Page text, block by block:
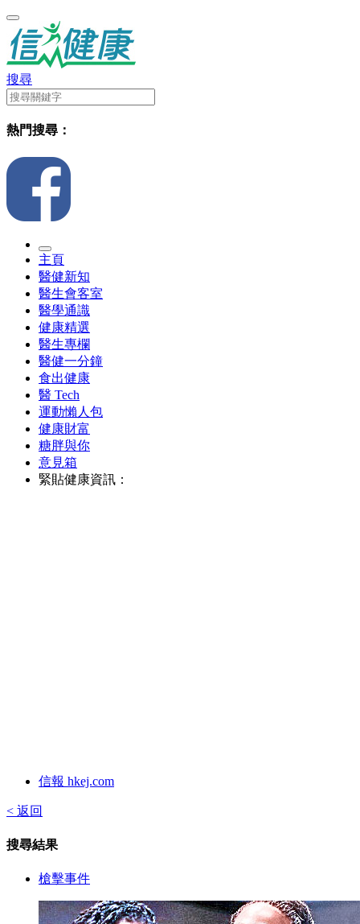
搜尋
熱門搜尋：
主頁
醫健新知
醫生會客室
醫學通識
健康精選
醫生專欄
醫健一分鐘
食出健康
醫 Tech
運動懶人包
健康財富
糖胖與你
意見箱
緊貼健康資訊：
信報 hkej.com
< 返回
搜尋結果
槍擊事件